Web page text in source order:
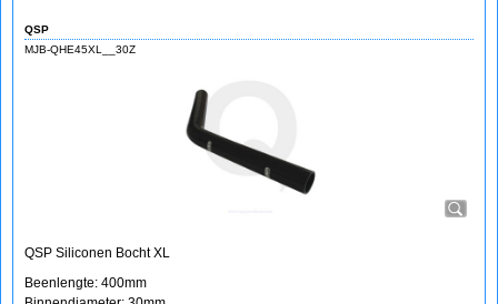
QSP
MJB-QHE45XL__30Z
QSP Siliconen Bocht XL
Beenlengte: 400mm